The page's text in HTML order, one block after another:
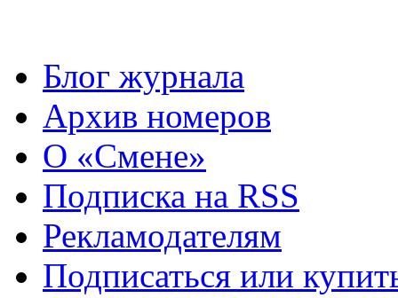
Блог журнала
Архив номеров
О «Смене»
Подписка на RSS
Рекламодателям
Подписаться или